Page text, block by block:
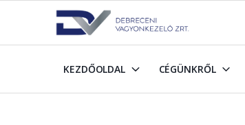
KEZDŐOLDAL CÉGÜNKRŐL